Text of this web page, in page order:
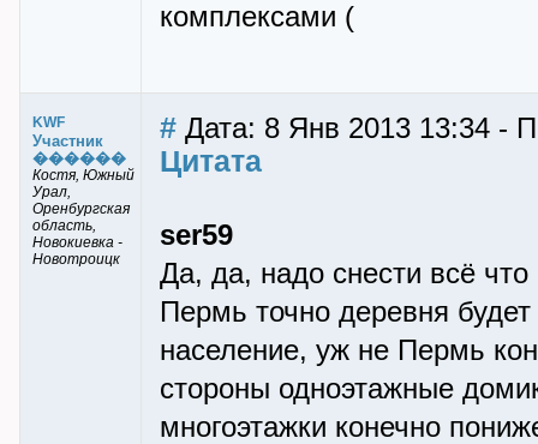
комплексами (
KWF
Участник
������
Костя, Южный
Урал,
Оренбургская
область,
Новокиевка -
Новотроицк
# Дата: 8 Янв 2013 13:34 -
Цитата
ser59
Да, да, надо снести всё что
Пермь точно деревня
население, уж не Пермь
стороны одноэтажные
многоэтажки конечно